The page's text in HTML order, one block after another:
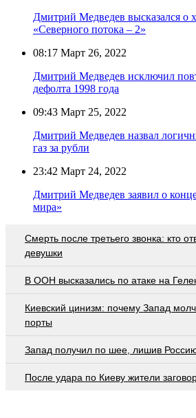
Дмитрий Медведев высказался о
«Северного потока – 2»
08:17 Март 26, 2022
Дмитрий Медведев исключил
дефолта 1998 года
09:43 Март 25, 2022
Дмитрий Медведев назвал
газ за рубли
23:42 Март 24, 2022
Дмитрий Медведев заявил о
мира»
Смерть после третьего звонка: кто
девушки
В ООН высказались по атаке на
Киевский цинизм: почему Запад
порты
Запад получил по шее, лишив
После удара по Киеву жители